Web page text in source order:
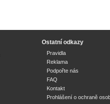
Ostatní odkazy
Pravidla
Reklama
Podpořte nás
FAQ
Kontakt
Prohlášení o ochraně